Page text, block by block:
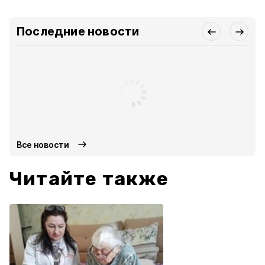
Последние новости
Все новости
Читайте также